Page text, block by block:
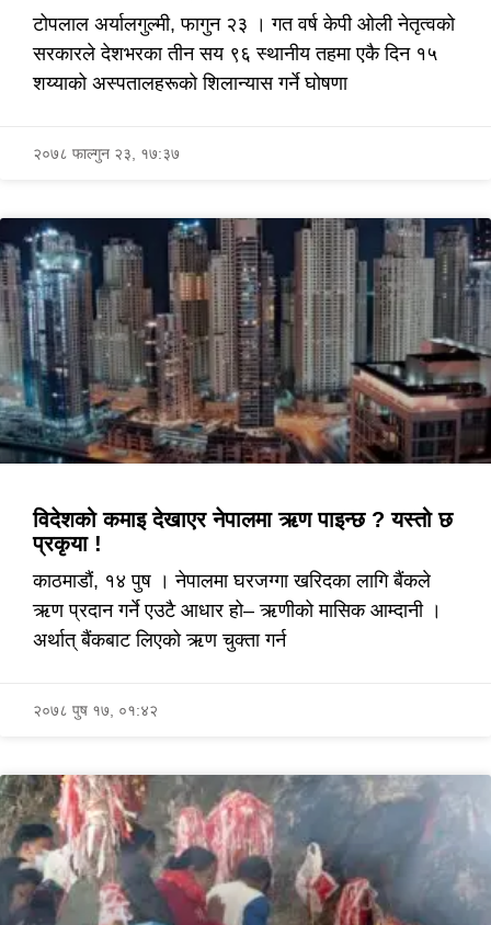
टोपलाल अर्यालगुल्मी, फागुन २३ । गत वर्ष केपी ओली नेतृत्वको
सरकारले देशभरका तीन सय ९६ स्थानीय तहमा एकै दिन १५
शय्याको अस्पतालहरूको शिलान्यास गर्ने घोषणा
२०७८ फाल्गुन २३, १७:३७
विदेशको कमाइ देखाएर नेपालमा ऋण पाइन्छ ? यस्तो छ
प्रकृया !
काठमाडौं, १४ पुष । नेपालमा घरजग्गा खरिदका लागि बैंकले
ऋण प्रदान गर्ने एउटै आधार हो– ऋणीको मासिक आम्दानी ।
अर्थात् बैंकबाट लिएको ऋण चुक्ता गर्न
२०७८ पुष १७, ०१:४२